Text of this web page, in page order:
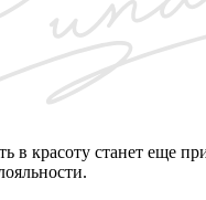
в красоту станет еще